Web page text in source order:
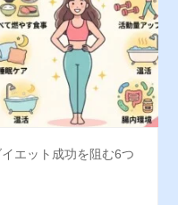
エット成功を阻む6つ